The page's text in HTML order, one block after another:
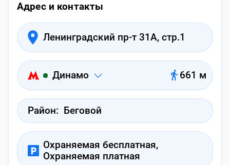
Адрес и контакты
Ленинградский пр-т 31А, стр.1
Динамо 661 м
Район: Беговой
Охраняемая бесплатная,
Охраняемая платная